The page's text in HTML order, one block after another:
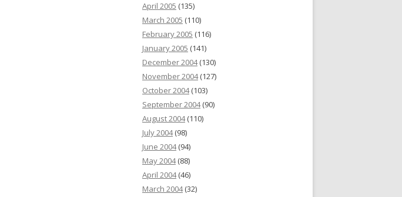
April 2005 (135)
March 2005 (110)
February 2005 (116)
January 2005 (141)
December 2004(130)
November 2004(127)
October 2004(103)
September 2004(90)
August 2004(110)
July 2004(98)
June 2004(94)
May 2004(88)
April 2004(46)
March 2004(32)